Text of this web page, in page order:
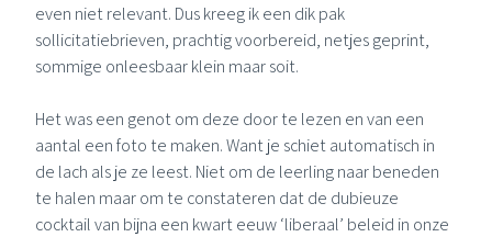
even niet relevant. Dus kreeg ik een dik pak
sollicitatiebrieven, prachtig voorbereid, netjes geprint,
sommige onleesbaar klein maar soit.
Het was een genot om deze door te lezen en van een
aantal een foto te maken. Want je schiet automatisch in
de lach als je ze leest. Niet om de leerling naar beneden
te halen maar om te constateren dat de dubieuze
cocktail van bijna een kwart eeuw ‘liberaal’ beleid in onze